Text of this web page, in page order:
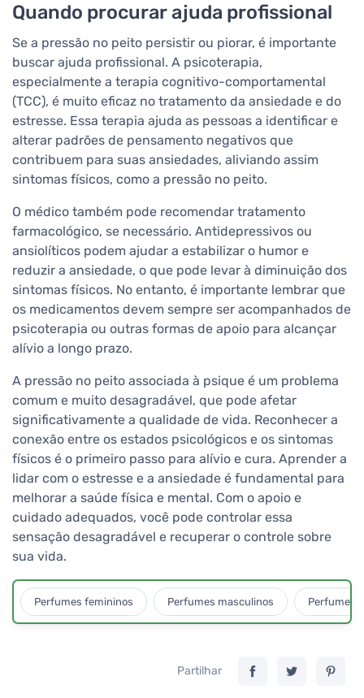
Quando procurar ajuda profissional
Se a pressão no peito persistir ou piorar, é importante
buscar ajuda profissional. A psicoterapia,
especialmente a terapia cognitivo-comportamental
(TCC), é muito eficaz no tratamento da ansiedade e do
estresse. Essa terapia ajuda as pessoas a identificar e
alterar padrões de pensamento negativos que
contribuem para suas ansiedades, aliviando assim
sintomas físicos, como a pressão no peito.
O médico também pode recomendar tratamento
farmacológico, se necessário. Antidepressivos ou
ansiolíticos podem ajudar a estabilizar o humor e
reduzir a ansiedade, o que pode levar à diminuição dos
sintomas físicos. No entanto, é importante lembrar que
os medicamentos devem sempre ser acompanhados de
psicoterapia ou outras formas de apoio para alcançar
alívio a longo prazo.
A pressão no peito associada à psique é um problema
comum e muito desagradável, que pode afetar
significativamente a qualidade de vida. Reconhecer a
conexão entre os estados psicológicos e os sintomas
físicos é o primeiro passo para alívio e cura. Aprender a
lidar com o estresse e a ansiedade é fundamental para
melhorar a saúde física e mental. Com o apoio e
cuidado adequados, você pode controlar essa
sensação desagradável e recuperar o controle sobre
sua vida.
Perfumes femininos Perfumes masculinos Perfumes
Partilhar